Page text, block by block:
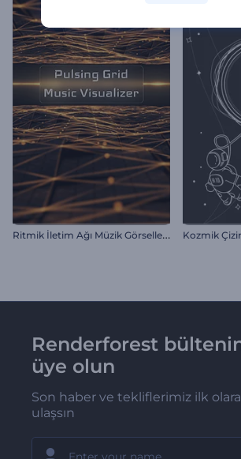
R
itmik İletim Ağı Müzik Görselleştirici
Renderforest
üye olun
Son haber ve tekliflerimiz ilk
ulaşsın